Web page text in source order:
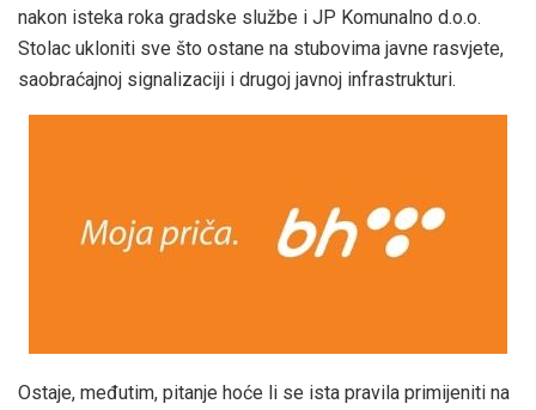
nakon isteka roka gradske službe i JP Komunalno d.o.o.
Stolac ukloniti sve što ostane na stubovima javne rasvjete,
saobraćajnoj signalizaciji i drugoj javnoj infrastrukturi.
Ostaje, međutim, pitanje hoće li se ista pravila primijeniti na